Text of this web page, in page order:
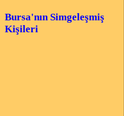
Bursa'nın Simgeleşmiş
Kişileri